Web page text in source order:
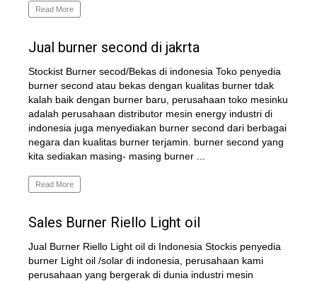
Read More
Jual burner second di jakrta
Stockist Burner secod/Bekas di indonesia Toko penyedia
burner second atau bekas dengan kualitas burner tdak
kalah baik dengan burner baru, perusahaan toko mesinku
adalah perusahaan distributor mesin energy industri di
indonesia juga menyediakan burner second dari berbagai
negara dan kualitas burner terjamin. burner second yang
kita sediakan masing- masing burner ...
Read More
Sales Burner Riello Light oil
Jual Burner Riello Light oil di Indonesia Stockis penyedia
burner Light oil /solar di indonesia, perusahaan kami
perusahaan yang bergerak di dunia industri mesin